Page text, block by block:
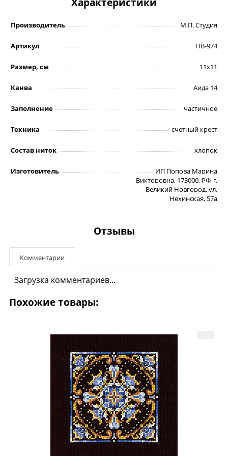
Производитель М.П. Студия
Артикул НВ-974
Размер, см 11х11
Канва Аида 14
Заполнение частичное
Техника счетный крест
Состав ниток хлопок
Изготовитель
ИП Попова Марина
Викторовна, 173000, РФ, г.
Великий Новгород, ул.
Нехинская, 57а
Отзывы
Комментарии
Загрузка комментариев...
Похожие товары: